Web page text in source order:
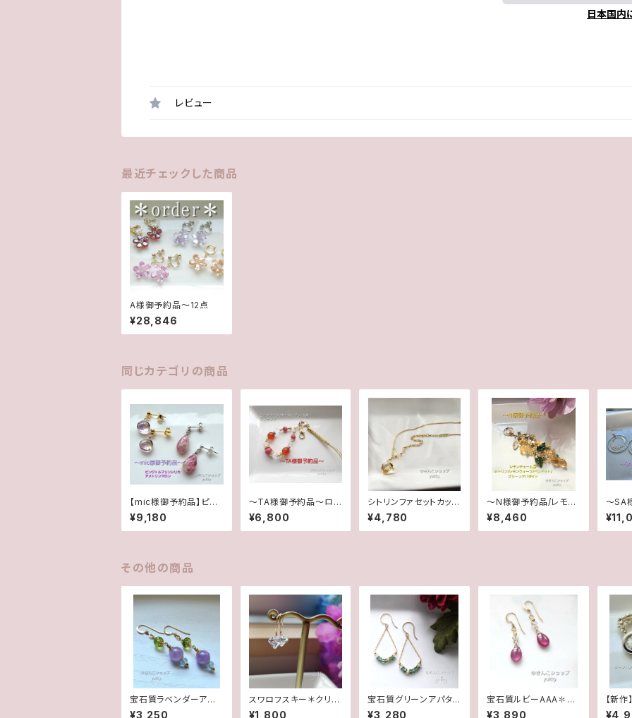
日本国内
レビュー
最近チェックした商品
A様御予約品～12点
¥28,846
同じカテゴリの商品
【mic様御予約品】ピン
クトルマリンシリカ/アメ
トリンマロン14Kgf/Sil
ver925マット(ポストピ
¥9,180
〜TA様御予約品〜ロ
ードナイト/カーネリア
ン/水晶チャームストラッ
プ
¥6,800
シトリンファセットカッ
ト/ペリドットネックレス
¥4,780
～N様御予約品/レモン
チャーム(シトリン/レモ
ンクォーツ)1 点+オマケ
1点
¥8,460
～SA
ジカ
3点+
その他の商品
宝石質ラベンダーアメ
ジスト✽ペリドット・アク
¥3,250
スワロフスキー＊クリス
タル✽グリッターデザイ
¥1,800
宝石質グリーンアパタイ
ト✽クリスタル・グリッタ
¥3,280
宝石質ルビーAAA✽ク
リスタル14kgfデザイン
¥3,890
【新
ス腕